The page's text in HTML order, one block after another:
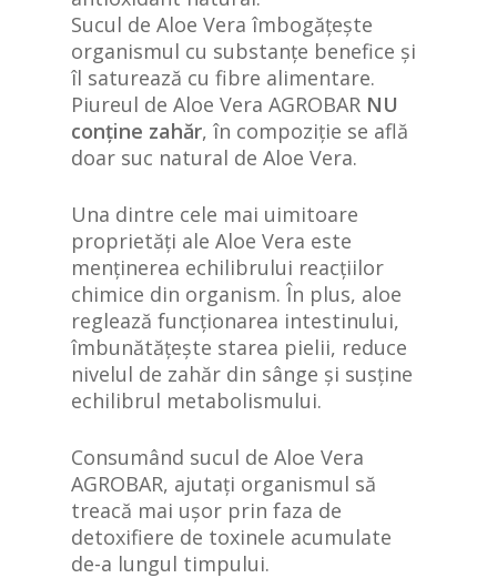
Sucul de Aloe Vera îmbogățește
organismul cu substanțe benefice și
îl saturează cu fibre alimentare.
Piureul de Aloe Vera AGROBAR NU
conține zahăr, în compoziție se află
doar suc natural de Aloe Vera.
Una dintre cele mai uimitoare
proprietăți ale Aloe Vera este
menținerea echilibrului reacțiilor
chimice din organism. În plus, aloe
reglează funcționarea intestinului,
îmbunătățește starea pielii, reduce
nivelul de zahăr din sânge și susține
echilibrul metabolismului.
Consumând sucul de Aloe Vera
AGROBAR, ajutați organismul să
treacă mai ușor prin faza de
detoxifiere de toxinele acumulate
de-a lungul timpului.